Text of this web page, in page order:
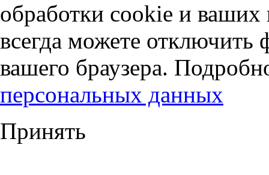
обработки cookie и
всегда можете отключить
вашего браузера.
персональных данных
Принять